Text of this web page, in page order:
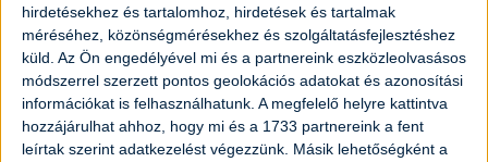
hirdetésekhez és tartalomhoz, hirdetések és tartalmak
méréséhez, közönségmérésekhez és szolgáltatásfejlesztéshez
küld. Az Ön engedélyével mi és a partnereink eszközleolvasásos
módszerrel szerzett pontos geolokációs adatokat és azonosítási
információkat is felhasználhatunk. A megfelelő helyre kattintva
hozzájárulhat ahhoz, hogy mi és a 1733 partnereink a fent
leírtak szerint adatkezelést végezzünk. Másik lehetőségként a